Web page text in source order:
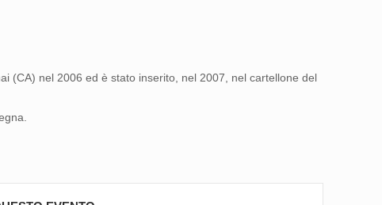
(CA) nel 2006 ed è stato inserito, nel 2007, nel cartellone del